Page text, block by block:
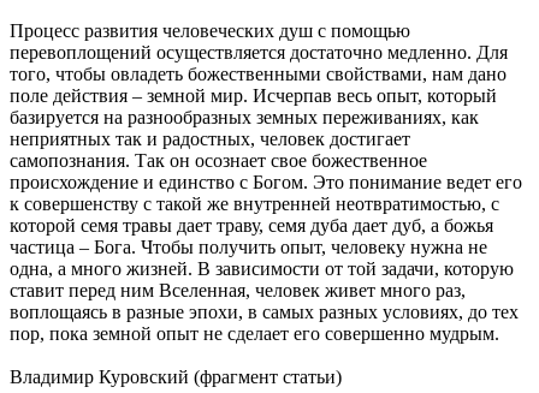
Процесс развития человеческих душ с помощью
перевоплощений осуществляется достаточно медленно. Для
того, чтобы овладеть божественными свойствами, нам дано
поле действия – земной мир. Исчерпав весь опыт, который
базируется на разнообразных земных переживаниях, как
неприятных так и радостных, человек достигает
самопознания. Так он осознает свое божественное
происхождение и единство с Богом. Это понимание ведет его
к совершенству с такой же внутренней неотвратимостью, с
которой семя травы дает траву, семя дуба дает дуб, а божья
частица – Бога. Чтобы получить опыт, человеку нужна не
одна, а много жизней. В зависимости от той задачи, которую
ставит перед ним Вселенная, человек живет много раз,
воплощаясь в разные эпохи, в самых разных условиях, до тех
пор, пока земной опыт не сделает его совершенно мудрым.
Владимир Куровский (фрагмент статьи)